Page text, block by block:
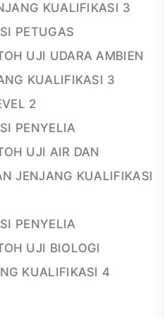
KUALIFIKASI 3
PETUGAS
UJI UDARA AMBIEN
KUALIFIKASI 3
2
PENYELIA
UJI AIR DAN
JENJANG KUALIFIKASI
PENYELIA
UJI BIOLOGI
KUALIFIKASI 4